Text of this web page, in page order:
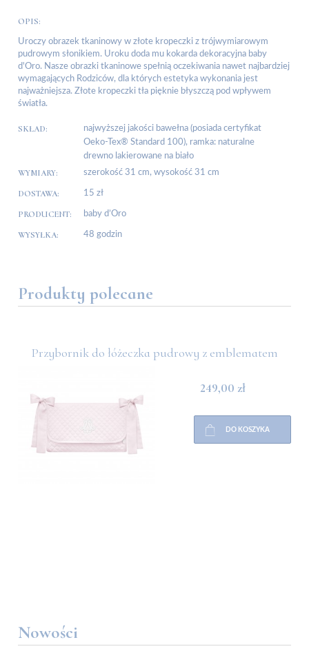
OPIS:
Uroczy obrazek tkaninowy w złote kropeczki z trójwymiarowym
pudrowym słonikiem. Uroku doda mu kokarda dekoracyjna baby
d'Oro. Nasze obrazki tkaninowe spełnią oczekiwania nawet najbardziej
wymagających Rodziców, dla których estetyka wykonania jest
najważniejsza. Złote kropeczki tła pięknie błyszczą pod wpływem
światła.
SKŁAD:
najwyższej jakości bawełna (posiada certyfikat
Oeko-Tex® Standard 100), ramka: naturalne
drewno lakierowane na biało
WYMIARY: szerokość 31 cm, wysokość 31 cm
DOSTAWA: 15 zł
PRODUCENT: baby d’Oro
WYSYŁKA: 48 godzin
Produkty polecane
Przybornik do łóżeczka pudrowy z emblematem
249,00 zł
DO KOSZYKA
Nowości